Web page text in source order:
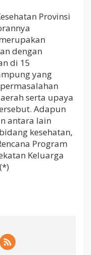
Provinsi
dengan
di 15
yang
serta upaya
Adapun
antara lain
kesehatan,
Program
Keluarga